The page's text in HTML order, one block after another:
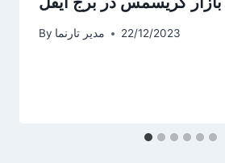
By مدیر تارنما 22/12/2023